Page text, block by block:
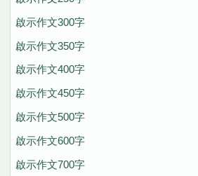
啟示作文300字
啟示作文350字
啟示作文400字
啟示作文450字
啟示作文500字
啟示作文600字
啟示作文700字